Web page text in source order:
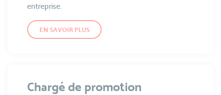
entreprise.
EN SAVOIR PLUS
Chargé de promotion